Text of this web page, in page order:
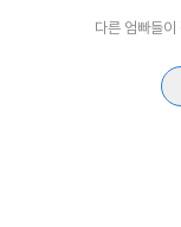
다른 엄빠들